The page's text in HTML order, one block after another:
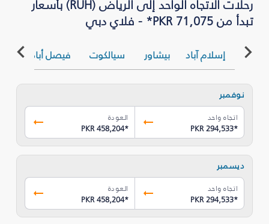
رحلات الاتجاه الواحد إلى الرياض (RUH) بأسعار
تبدأ من PKR 71,075* - فلاي دبي
إسلام آباد بيشاور سيالكوت فيصل أباد
نوفمبر
اتجاه واحد
PKR 294,533*
العودة
PKR 458,204*
ديسمبر
اتجاه واحد
PKR 294,533*
العودة
PKR 458,204*